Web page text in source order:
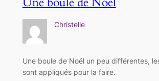
Christelle
Une boule de Noël un peu différentes,
sont appliqués pour la faire.